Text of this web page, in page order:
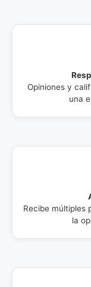
Opiniones y
una
Recibe múltiples
la